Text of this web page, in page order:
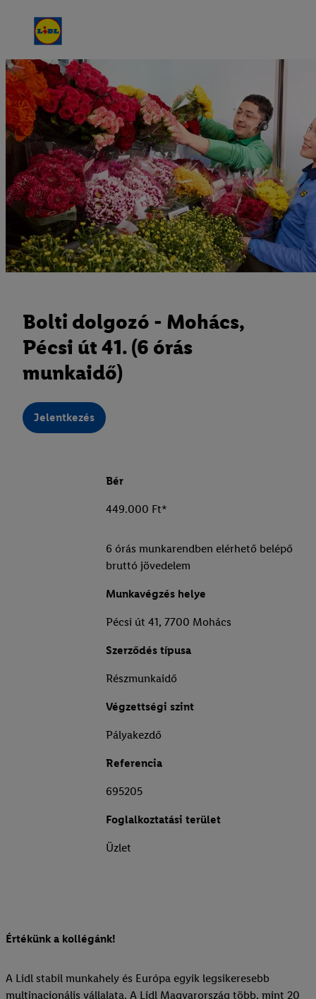
Bolti dolgozó - Mohács,
Pécsi út 41. (6 órás
munkaidő)
Jelentkezés
Bér
449.000 Ft*
6 órás munkarendben elérhető belépő
bruttó jövedelem
Munkavégzés helye
Pécsi út 41, 7700 Mohács
Szerződés típusa
Részmunkaidő
Végzettségi szint
Pályakezdő
Referencia
695205
Foglalkoztatási terület
Üzlet
Értékünk a kollégánk!
A Lidl stabil munkahely és Európa egyik legsikeresebb
multinacionális vállalata. A Lidl Magyarország több, mint 20